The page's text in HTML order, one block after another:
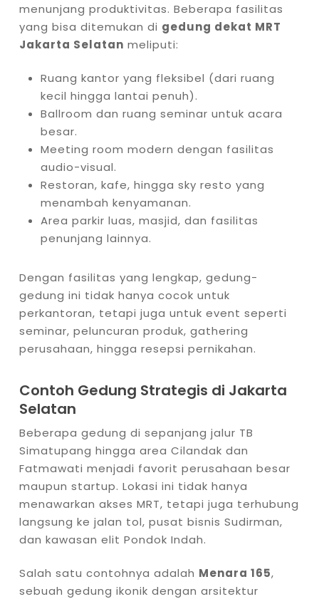
menunjang produktivitas. Beberapa fasilitas
yang bisa ditemukan di gedung dekat MRT
Jakarta Selatan meliputi:
Ruang kantor yang fleksibel (dari ruang
kecil hingga lantai penuh).
Ballroom dan ruang seminar untuk acara
besar.
Meeting room modern dengan fasilitas
audio-visual.
Restoran, kafe, hingga sky resto yang
menambah kenyamanan.
Area parkir luas, masjid, dan fasilitas
penunjang lainnya.
Dengan fasilitas yang lengkap, gedung-
gedung ini tidak hanya cocok untuk
perkantoran, tetapi juga untuk event seperti
seminar, peluncuran produk, gathering
perusahaan, hingga resepsi pernikahan.
Contoh Gedung Strategis di Jakarta
Selatan
Beberapa gedung di sepanjang jalur TB
Simatupang hingga area Cilandak dan
Fatmawati menjadi favorit perusahaan besar
maupun startup. Lokasi ini tidak hanya
menawarkan akses MRT, tetapi juga terhubung
langsung ke jalan tol, pusat bisnis Sudirman,
dan kawasan elit Pondok Indah.
Salah satu contohnya adalah Menara 165,
sebuah gedung ikonik dengan arsitektur